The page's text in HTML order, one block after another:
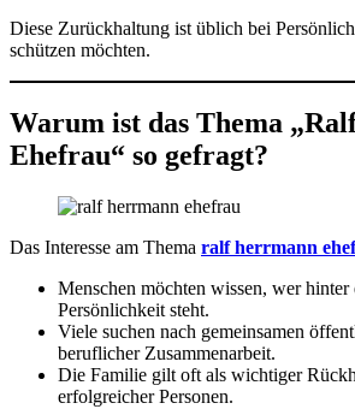
Diese Zurückhaltung ist üblich bei
schützen möchten.
Warum ist das Thema
Ehefrau“ so gefragt?
Das Interesse am Thema ralf herrmann
Menschen möchten wissen, wer hinter
Persönlichkeit steht.
Viele suchen nach gemeinsamen
beruflicher Zusammenarbeit.
Die Familie gilt oft als wichtiger
erfolgreicher Personen.